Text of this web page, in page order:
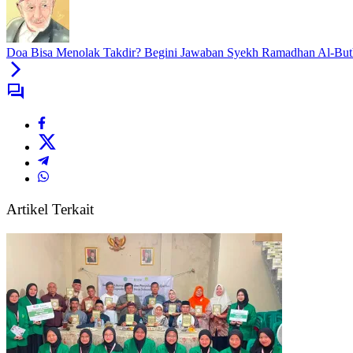
Doa Bisa Menolak Takdir? Begini Jawaban Syekh Ramadhan Al-
Artikel Terkait